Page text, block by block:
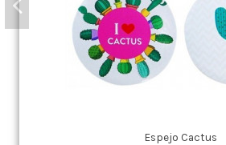
Espejo Cactus